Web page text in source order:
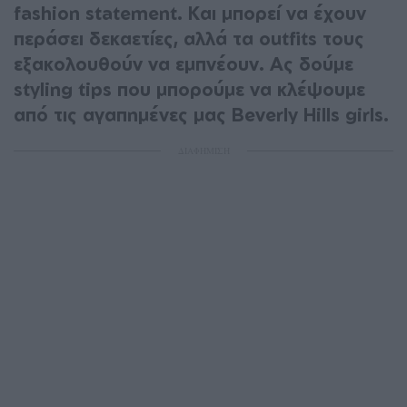
fashion statement. Και μπορεί να έχουν
περάσει δεκαετίες, αλλά τα outfits τους
εξακολουθούν να εμπνέουν. Ας δούμε
styling tips που μπορούμε να κλέψουμε
από τις αγαπημένες μας Beverly Hills girls.